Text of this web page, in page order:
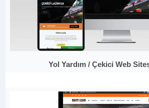
Yol Yardım / Çekici Web